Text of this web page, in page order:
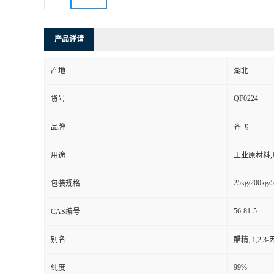
产品详请
产地 湖北
货号 QF0224
品牌 齐飞
用途 工业原材料
包装规格 25kg/200kg/
CAS编号 56-81-5
别名 醋精; 1,2,3-
纯度 99%